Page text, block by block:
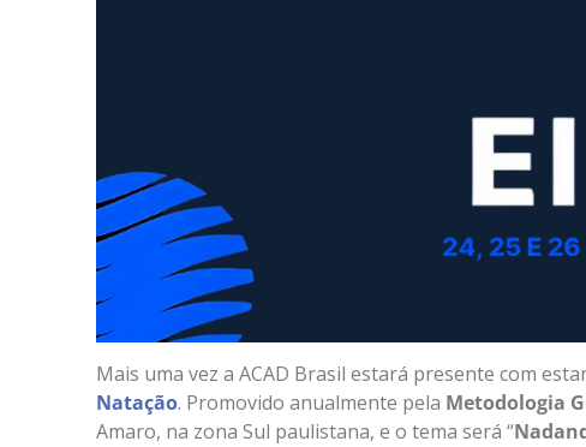
Mais uma vez a ACAD Brasil estará presente com
Natação. Promovido anualmente pela Metodologia
Amaro, na zona Sul paulistana, e o tema será “